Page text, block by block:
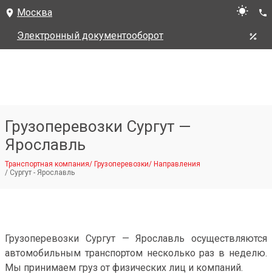
Москва
Электронный документооборот
Грузоперевозки Сургут —
Ярославль
Транспортная компания/ Грузоперевозки/ Направления
/ Сургут - Ярославль
Грузоперевозки Сургут — Ярославль осуществляются
автомобильным транспортом несколько раз в неделю.
Мы принимаем груз от физических лиц и компаний.